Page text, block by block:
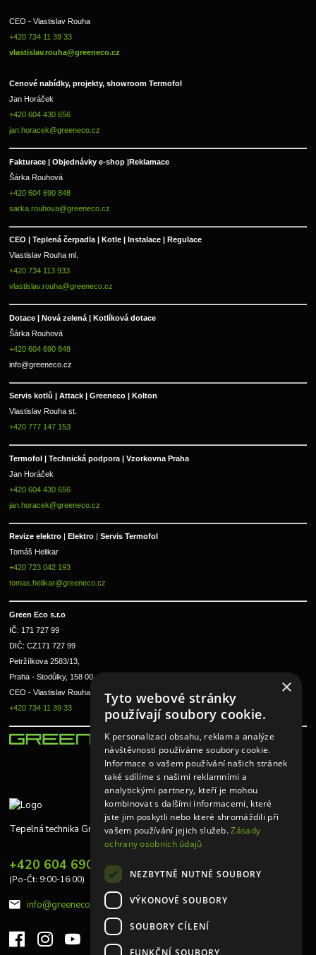
CEO - Vlastislav Rouha
+420 734 11 39 33
vlastislav.rouha@greeneco.cz
Cenové nabídky, projekty, showroom Termofol
Jan Horáček
+420 604 430 656
jan.horacek@greeneco.cz
Fakturace | Objednávky e-shop |Reklamace
Šárka Rouhová
+420 604 690 848
sarka.rouhova@greeneco.cz
CEO | Teplená čerpadla | Kotle | Instalace | Regulace
Vlastislav Rouha ml.
+420 734 113 933
vlastislav.rouha@greeneco.cz
Dotace | Nová zelená | Kotlíková dotace
Šárka Rouhová
+420 604 690 848
info@greeneco.cz
Servis kotlů | Attack | Greeneco | Kolton
Vlastislav Rouha st.
+420 777 147 153
Termofol | Technická podpora | Vzorkovna Praha
Jan Horáček
+420 604 430 656
jan.horacek@greeneco.cz
Revize elektro Elektro
Servis Termofol
Tomáš Helikar
+420 723 042 193
tomas.helikar@greeneco.cz
Green Eco s.r.o
IČ: 171 727 99
DIČ: CZ171 727 99
Petržílkova 2583/13,
Praha - Stodůlky, 158 00
CEO - Vlastislav Rouha ml.
+420 734 11 39 33
Tepelná technika Greeneco
+420 604 690 848
(Po-Čt: 9:00-16:00)
info@greeneco.cz
×
Tyto webové stránky
používají soubory cookie.
K personalizaci obsahu, reklam a analýze
návštěvnosti používáme soubory cookie.
Informace o vašem používání našich stránek
také sdílíme s našimi reklamními a
analytickými partnery, kteří je mohou
kombinovat s dalšími informacemi, které
jste jim poskytli nebo které shromáždili při
vašem používání jejich služeb.Zásady
ochrany osobních údajů
NEZBYTNĚ NUTNÉ SOUBORY
VÝKONOVÉ SOUBORY
SOUBORY CÍLENÍ
FUNKČNÍ SOUBORY